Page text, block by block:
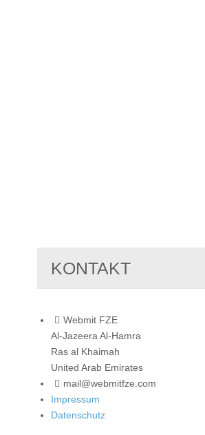
KONTAKT
Webmit FZE
Al-Jazeera Al-Hamra
Ras al Khaimah
United Arab Emirates
mail@webmitfze.com
Impressum
Datenschutz